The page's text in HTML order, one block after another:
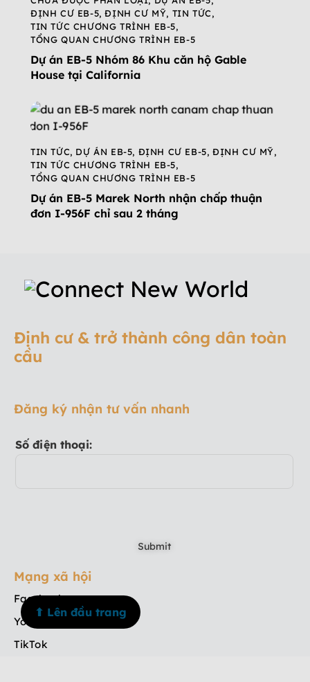
ĐỊNH CƯ EB-5,ĐỊNH CƯ MỸ, TIN TỨC,
TIN TỨC CHƯƠNG TRÌNH EB-5,
TỔNG QUAN CHƯƠNG TRÌNH EB-5
Dự án EB-5 Nhóm 86 Khu căn hộ Gable
House tại California
TIN TỨC, DỰ ÁN EB-5, ĐỊNH CƯ EB-5,ĐỊNH CƯ MỸ,
TIN TỨC CHƯƠNG TRÌNH EB-5,
TỔNG QUAN CHƯƠNG TRÌNH EB-5
Dự án EB-5 Marek North nhận chấp thuận
đơn I-956F chỉ sau 2 tháng
Định cư & trở thành công dân toàn
cầu
Đăng ký nhận tư vấn nhanh
Số điện thoại:
Mạng xã hội
Facebook
Youtube
TikTok
⬆ Lên đầu trang